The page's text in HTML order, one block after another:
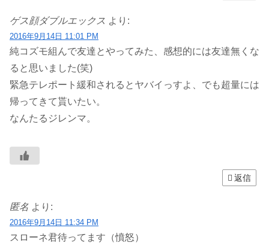
ゲス顔ダブルエックス より:
2016年9月14日 11:01 PM
純コズモ組んで友達とやってみた、感想的には友達無くな
ると思いました(笑)
緊急テレポート緩和されるとヤバイっすよ、でも超量には
帰ってきて貰いたい。
なんたるジレンマ。
返信
匿名 より:
2016年9月14日 11:34 PM
スローネ君待ってます（憤怒）